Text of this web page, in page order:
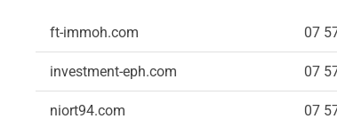
ft-immoh.com 07
investment-eph.com 07
niort94.com 07